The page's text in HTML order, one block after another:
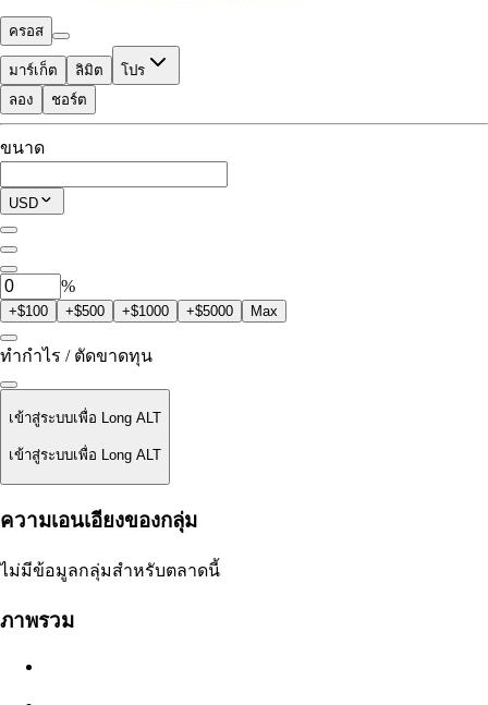
ครอส
มาร์เก็ต ลิมิต โปร
ที่ใช้เทรดได้
$0.00
โพซิชันปัจจุบัน
0ALT
ลอง ชอร์ต
ขนาด
USD
%
+$100 +$500 +$1000 +$5000 Max
ทำกำไร / ตัดขาดทุน
เข้าสู่ระบบเพื่อ Long ALT
เข้าสู่ระบบเพื่อ Long ALT
ราคาชำระ
ไม่มีข้อมูล
ความเอนเอียงของกลุ่ม
ไม่มีข้อมูลกลุ่มสำหรับตลาดนี้
ภาพรวม